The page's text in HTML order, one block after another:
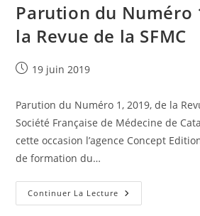
Parution du Numéro
la Revue de la SFMC
Publication
19 juin 2019
Parution du Numéro 1, 2019, de la
Société Française de Médecine de
cette occasion l’agence Concept
de formation du…
Continuer La Lecture Parution
Du